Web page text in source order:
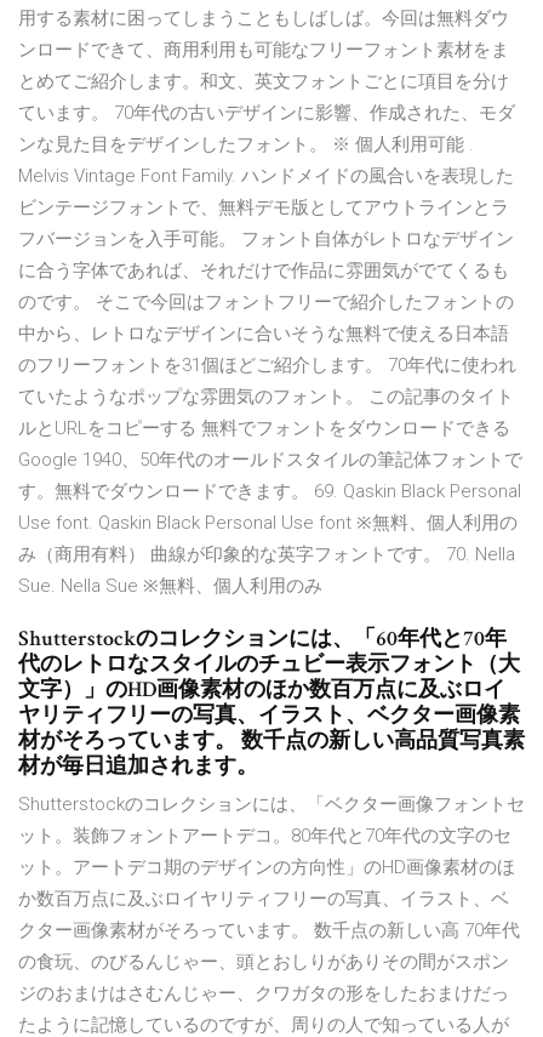
用する素材に困ってしまうこともしばしば。今回は無料ダウ
ンロードできて、商用利用も可能なフリーフォント素材をま
とめてご紹介します。和文、英文フォントごとに項目を分け
ています。 70年代の古いデザインに影響、作成された、モダ
ンな見た目をデザインしたフォント。 ※ 個人利用可能 .
Melvis Vintage Font Family. ハンドメイドの風合いを表現した
ビンテージフォントで、無料デモ版としてアウトラインとラ
フバージョンを入手可能。 フォント自体がレトロなデザイン
に合う字体であれば、それだけで作品に雰囲気がでてくるも
のです。 そこで今回はフォントフリーで紹介したフォントの
中から、レトロなデザインに合いそうな無料で使える日本語
のフリーフォントを31個ほどご紹介します。 70年代に使われ
ていたようなポップな雰囲気のフォント。 この記事のタイト
ルとURLをコピーする 無料でフォントをダウンロードできる
Google 1940、50年代のオールドスタイルの筆記体フォントで
す。無料でダウンロードできます。 69. Qaskin Black Personal
Use font. Qaskin Black Personal Use font ※無料、個人利用の
み（商用有料） 曲線が印象的な英字フォントです。 70. Nella
Sue. Nella Sue ※無料、個人利用のみ
Shutterstockのコレクションには、「60年代と70年
代のレトロなスタイルのチュビー表示フォント（大
文字）」のHD画像素材のほか数百万点に及ぶロイ
ヤリティフリーの写真、イラスト、ベクター画像素
材がそろっています。 数千点の新しい高品質写真素
材が毎日追加されます。
Shutterstockのコレクションには、「ベクター画像フォントセ
ット。装飾フォントアートデコ。80年代と70年代の文字のセ
ット。アートデコ期のデザインの方向性」のHD画像素材のほ
か数百万点に及ぶロイヤリティフリーの写真、イラスト、ベ
クター画像素材がそろっています。 数千点の新しい高 70年代
の食玩、のびるんじゃー、頭とおしりがありその間がスポン
ジのおまけはさむんじゃー、クワガタの形をしたおまけだっ
たように記憶しているのですが、周りの人で知っている人が